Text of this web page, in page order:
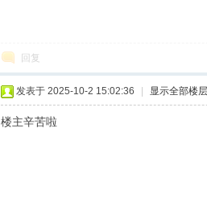
回复
发表于 2025-10-2 15:02:36 显示全部楼层
楼主辛苦啦